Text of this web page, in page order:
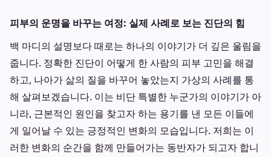
피부의 운명을 바꾸는 여정: 실제 사례로 보는 진단의 힘
백 마디의 설명보다 때로는 하나의 이야기가 더 깊은 울림을
줍니다. 정확한 진단이 어떻게 한 사람의 피부 고민을 해결
하고, 나아가 삶의 질을 바꾸어 놓았는지 가상의 사례를 통
해 살펴보겠습니다. 이는 비단 특별한 누군가의 이야기가 아
니라, 근본적인 원인을 찾고자 하는 용기를 낸 모든 이들에
게 일어날 수 있는 긍정적인 변화의 모습입니다. 저희는 이
러한 변화의 순간을 함께 만들어가는 동반자가 되고자 합니